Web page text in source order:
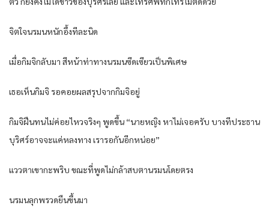
จิตใจนรมนหนักอึ้งทีละนิด
เมื่อกิมจิกลับมา สีหน้าท่าทางนรมนซีดเซียวเป็นพิเศษ
เธอเห็นกิมจิ รอคอยผลสรุปจากกิมจิอยู่
กิมจิฝืนทนไม่ค่อยไหวจริงๆ พูดขึ้น “นายหญิง หาไม่เจอครับ บางทีประธาน
บุริศร์อาจจะแค่หลงทาง เรารอกันอีกหน่อย”
แววตาเขากะพริบ ขณะที่พูดไม่กล้าสบตานรมนโดยตรง
นรมนลุกพรวดยืนขึ้นมา